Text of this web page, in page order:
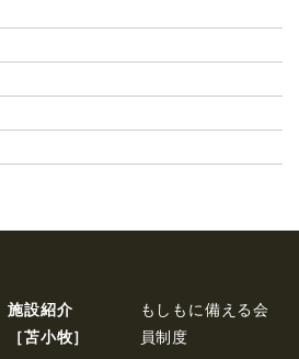
施設紹介
［苫⼩牧］
もしもに備える会
員制度